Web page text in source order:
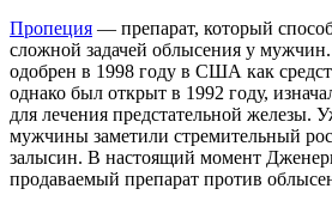
Пропеция — препарат, который
сложной задачей облысения у
одобрен в 1998 году в США как
однако был открыт в 1992 году,
для лечения предстательной железы.
мужчины заметили стремительный
залысин. В настоящий момент
продаваемый препарат против